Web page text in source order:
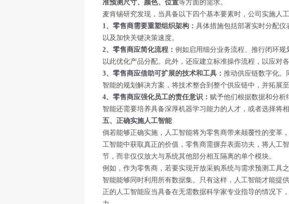
准预测尺寸、颜色、位置等方面的需求。
麦肯锡研究发现，当具备以下四个基本要素时，公司实施人
1、零售商需要重塑组织架构： 具体措施包括部署实时分配
以及加快关键决策速度。
2、零售商应简化流程： 例如启用细分业务流程、推行闭环规
以此优化产品分配。此外，还应建立标准操作流程，以应对各
3、零售商应借助可扩展的技术和工具： 推动供应链数字化。
智能的规划解决方案，将技术整合到整个供应链中，并拓展
4、零售商应强化员工的责任意识： 赋予他们根据数据和分析
智能还需要培养具备深厚机器学习能力的人才，或者选择将相
五、正确实施人工智能
倘若能够正确实施，人工智能将为零售商带来颠覆性的变革
工智能中获取真正的价值，零售商需摒弃表面功夫，将人工
节，而非仅仅放大与系统其他部分相互隔离的单个模块。
例如，作为零售商，若要实现开放采购系统与需求预测工具
智能能够同时利用所有数据集。只有这样，人工智能才能提
正的人工智能应当具备在无需数据科学家专业指导的情况下